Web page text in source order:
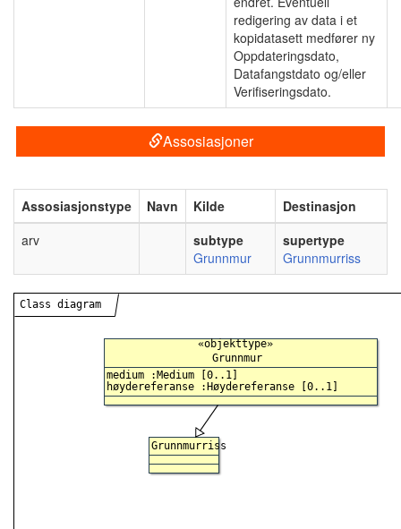
redigering av data i et
kopidatasett medfører ny
Oppdateringsdato,
Datafangstdato og/eller
Verifiseringsdato.
Assosiasjoner
Assosiasjonstype Navn Kilde
Destinasjon
arv
subtype
Grunnmur
supertype
Grunnmurriss